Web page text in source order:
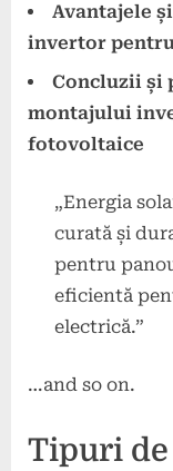
Avantajele
invertor
Concluzii și
montajului
fotovoltaice
„Energia
curată și
pentru
eficientă
electrică.”
…and so on.
Tipuri